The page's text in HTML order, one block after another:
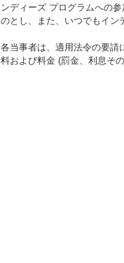
ンディーズ プログラムへの
のとし、また、いつでもイン
各当事者は、適用法令の要請
料および料金 (罰金、利息そ